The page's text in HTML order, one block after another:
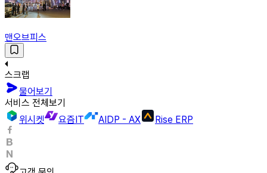
맨오브피스
스크랩
물어보기
서비스 전체보기
위시켓
요즘IT AIDP - AX Rise ERP